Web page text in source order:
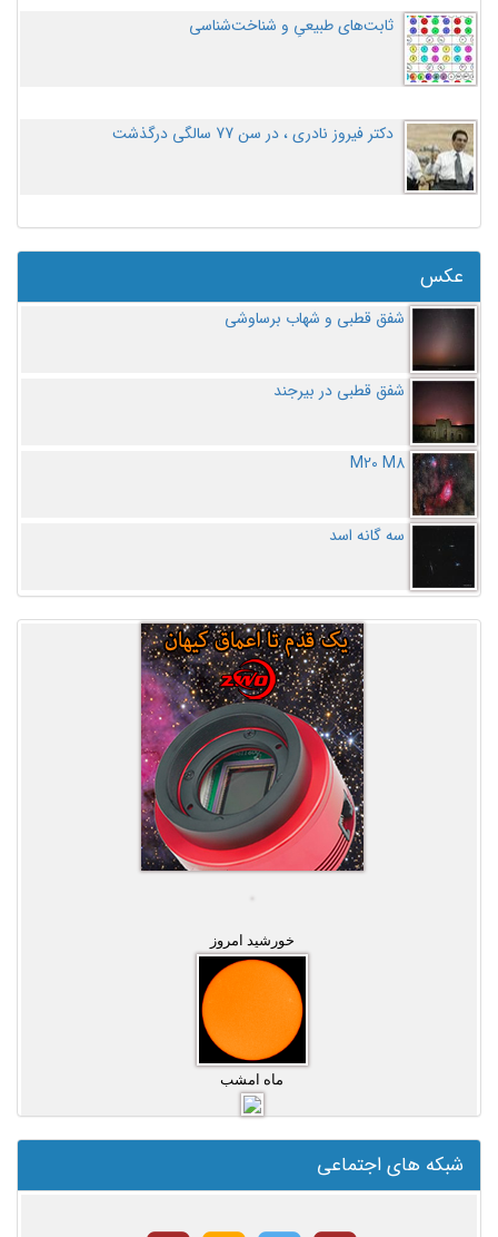
ثابت‌های طبیعیِ و شناخت‌شناسی
دکتر فیروز نادری ، در سن 77 سالگی درگذشت
عکس
شفق قطبی و شهاب برساوشی
شفق قطبی در بیرجند
M20 M8
سه گانه اسد
خورشید امروز
ماه امشب
شبکه های اجتماعی